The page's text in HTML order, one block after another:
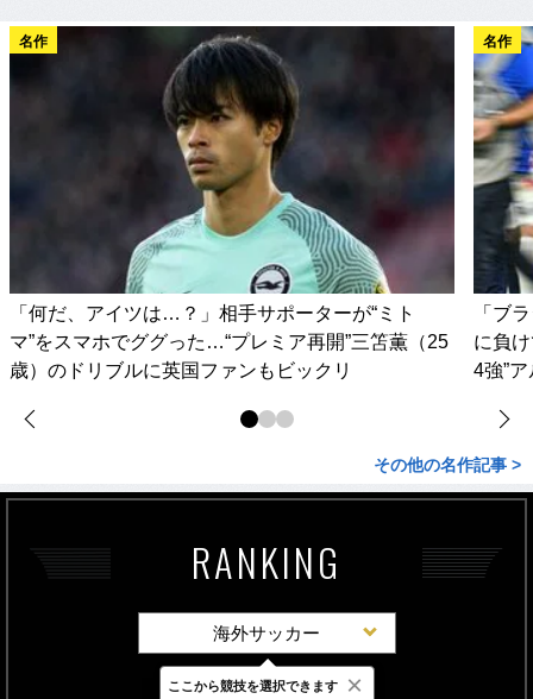
名作
「何だ、アイツは…？」相手サポーターが“ミト
マ”をスマホでググった…“プレミア再開”三笘薫（25
歳）のドリブルに英国ファンもビックリ
名作
「ブ
に負
4強”
その他の名作記事 >
RANKING
海外サッカー
最新 24時間 週間
ここから競技を選択できます ×